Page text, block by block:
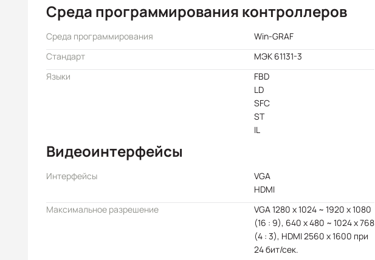
Среда программирования контроллеров
Среда программирования
Win-GRAF
Стандарт
МЭК 61131-3
Языки
FBD
LD
SFC
ST
IL
Видеоинтерфейсы
Интерфейсы
VGA
HDMI
Максимальное разрешение
VGA 1280 x 1024 ~ 1920 x 1080
(16 : 9), 640 x 480 ~ 1024 x 768
(4 : 3), HDMI 2560 x 1600 при
24 бит/сек.